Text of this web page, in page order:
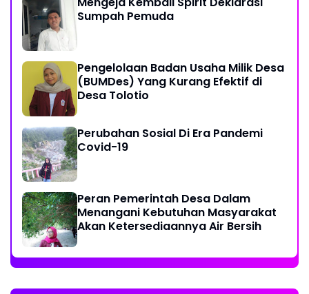
Sumpah Pemuda
Pengelolaan Badan Usaha Milik Desa
(BUMDes) Yang Kurang Efektif di
Desa Tolotio
Perubahan Sosial Di Era Pandemi
Covid-19
Peran Pemerintah Desa Dalam
Menangani Kebutuhan Masyarakat
Akan Ketersediaannya Air Bersih